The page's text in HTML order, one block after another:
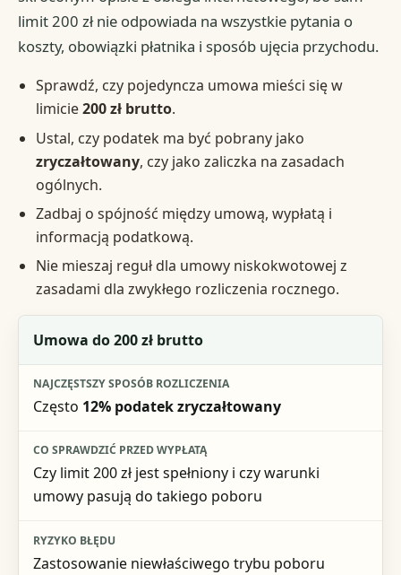
limit 200 zł nie odpowiada na wszystkie pytania o
koszty, obowiązki płatnika i sposób ujęcia przychodu.
Sprawdź, czy pojedyncza umowa mieści się w
limicie200 zł brutto.
Ustal, czy podatek ma być pobrany jako
zryczałtowany, czy jako zaliczka na zasadach
ogólnych.
Zadbaj o spójność między umową, wypłatą i
informacją podatkową.
Nie mieszaj reguł dla umowy niskokwotowej z
zasadami dla zwykłego rozliczenia rocznego.
Sytuacja
Najczęstszy sposób rozliczenia
Co sprawdzić przed wypłatą
Umowa do 200 zł brutto
Często 12% podatek zryczałtowany
Czy limit 200 zł jest spełniony i czy warunki
umowy pasują do takiego poboru
Zastosowanie niewłaściwego trybu poboru